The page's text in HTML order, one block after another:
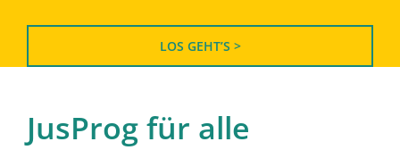
LOS GEHT’S >
JusProg für alle